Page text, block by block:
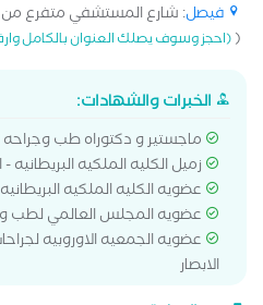
فيصل: شارع المستشفي متفرع
((احجز وسوف يصلك العنوان بالكامل
الخبرات والشهادات:
ماجستير و دكتوراه طب وجراحه
زميل الكليه الملكيه البريطانيه -
عضويه الكليه الملكيه
عضويه المجلس العالمي لطب
عضويه الجمعيه الاوروبيه
الابصار